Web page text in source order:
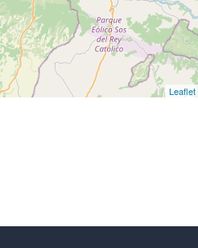
Leaflet